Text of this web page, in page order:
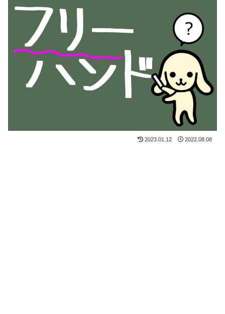
2023.01.12 2022.08.08